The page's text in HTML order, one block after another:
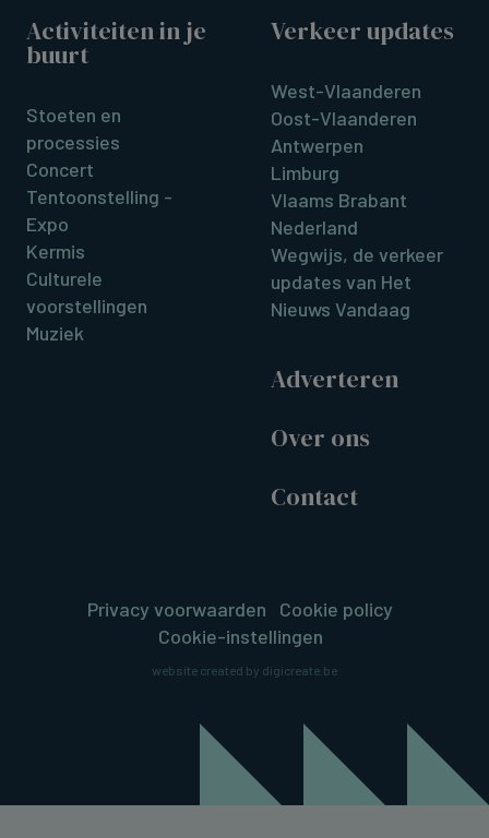
Activiteiten in je
buurt
Stoeten en
processies
Concert
Tentoonstelling -
Expo
Kermis
Culturele
voorstellingen
Muziek
Verkeer updates
West-Vlaanderen
Oost-Vlaanderen
Antwerpen
Limburg
Vlaams Brabant
Nederland
Wegwijs, de verkeer
updates van Het
Nieuws Vandaag
Adverteren
Over ons
Contact
Privacy voorwaarden
Cookie policy
Cookie-instellingen
website created by digicreate.be